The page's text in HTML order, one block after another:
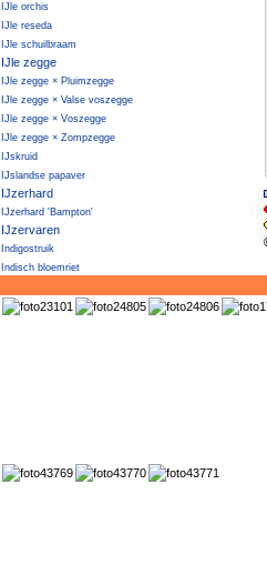
IJle orchis
IJle reseda
IJle schuilbraam
IJle zegge
IJle zegge × Pluimzegge
IJle zegge × Valse voszegge
IJle zegge × Voszegge
IJle zegge × Zompzegge
IJskruid
IJslandse papaver
IJzerhard
IJzerhard 'Bampton'
IJzervaren
Indigostruik
Indisch bloemriet
Ingesneden humusbraam
Italiaanse aronskelk